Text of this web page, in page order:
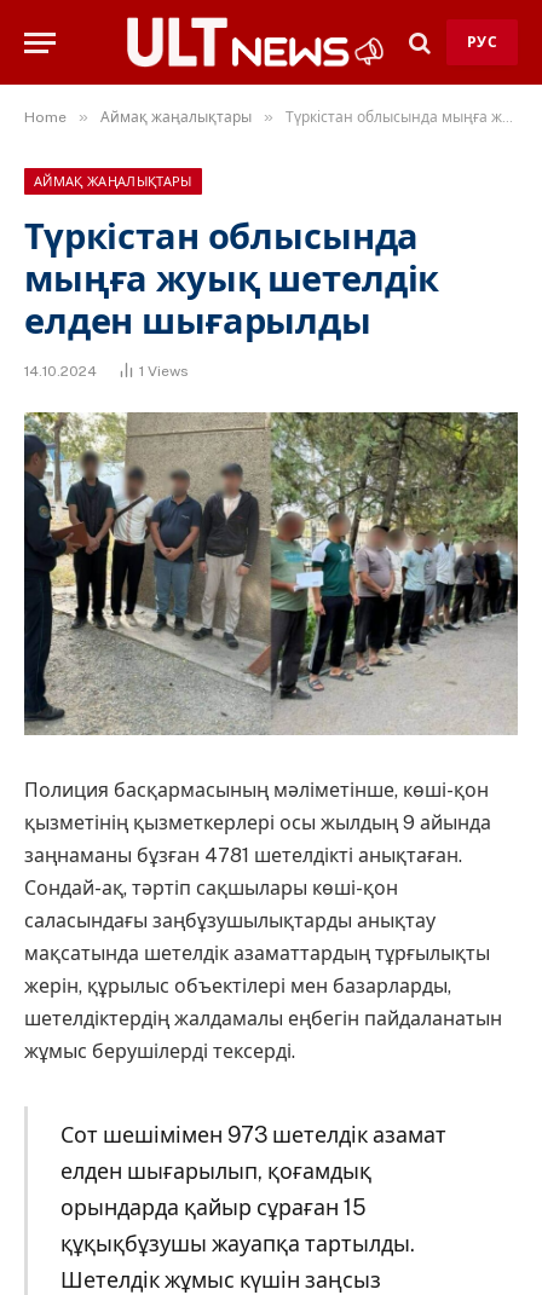
РУС
Home » Аймақ жаңалықтары » Түркістан облысында мыңға жуық шетелдік елден шығарылды
АЙМАҚ ЖАҢАЛЫҚТАРЫ
Түркістан облысында
мыңға жуық шетелдік
елден шығарылды
14.10.2024 1 Views
Полиция басқармасының мәліметінше, көші-қон
қызметінің қызметкерлері осы жылдың 9 айында
заңнаманы бұзған 4781 шетелдікті анықтаған.
Сондай-ақ, тәртіп сақшылары көші-қон
саласындағы заңбұзушылықтарды анықтау
мақсатында шетелдік азаматтардың тұрғылықты
жерін, құрылыс объектілері мен базарларды,
шетелдіктердің жалдамалы еңбегін пайдаланатын
жұмыс берушілерді тексерді.
Сот шешімімен 973 шетелдік азамат
елден шығарылып, қоғамдық
орындарда қайыр сұраған 15
құқықбұзушы жауапқа тартылды.
Шетелдік жұмыс күшін заңсыз